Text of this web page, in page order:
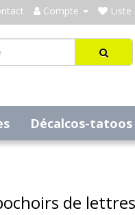
Compte Liste
Décalcos-tatoos
de